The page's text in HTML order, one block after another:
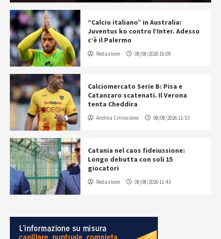
“Calcio italiano” in Australia:
Juventus ko contro l’Inter. Adesso
c’è il Palermo
Redazione 08/08/2026 16:09
Calciomercato Serie B: Pisa e
Catanzaro scatenati. Il Verona
tenta Cheddira
Andrea Cirrincione 08/08/2026 11:53
Catania nel caos fideiussione:
Longo debutta con soli 15
giocatori
Redazione 08/08/2026 11:43